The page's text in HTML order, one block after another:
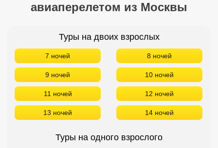
авиаперелетом из Москвы
Туры на двоих взрослых
7 ночей 8 ночей
9 ночей 10 ночей
11 ночей 12 ночей
13 ночей 14 ночей
Туры на одного взрослого